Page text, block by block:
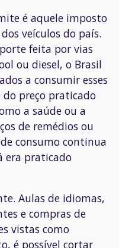
é aquele imposto
veículos do país.
feita por vias
ou diesel, o Brasil
a consumir esses
preço praticado
a saúde ou a
de remédios ou
consumo continua
era praticado
Aulas de idiomas,
e compras de
vistas como
é possível cortar